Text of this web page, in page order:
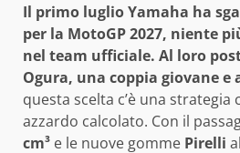
Il primo luglio Yamaha ha
per la MotoGP 2027, niente
nel team ufficiale. Al loro
Ogura, una coppia giovane e
questa scelta c’è una strategia
azzardo calcolato. Con il
cm³ e le nuove gomme Pirelli